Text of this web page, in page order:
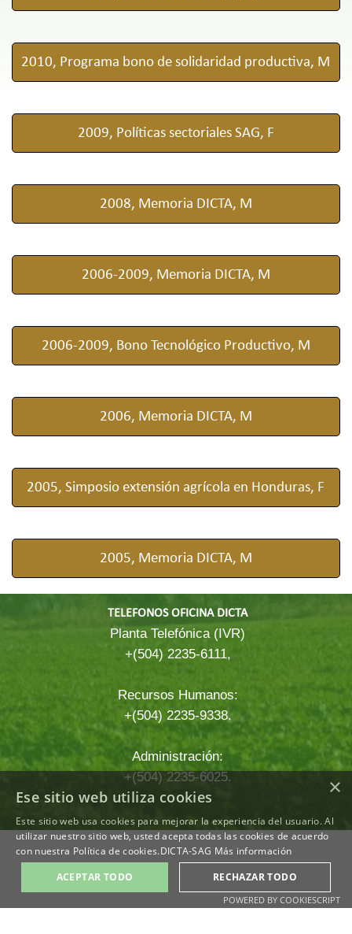
2010, Programa bono de solidaridad productiva, M
2009, Políticas sectoriales SAG, F
2008, Memoria DICTA, M
2006-2009, Memoria DICTA, M
2006-2009, Bono Tecnológico Productivo, M
2006, Memoria DICTA, M
2005, Simposio extensión agrícola en Honduras, F
2005, Memoria DICTA, M
TELEFONOS OFICINA DICTA
Planta Telefónica (IVR)
+(504) 2235-6111,
Recursos Humanos:
+(504) 2235-9338.
Administración:
+(504) 2235-6025.
Regreso al contenido
×
Ese sitio web utiliza cookies
Este sitio web usa cookies para mejorar la experiencia del usuario. Al
utilizar nuestro sitio web, usted acepta todas las cookies de acuerdo
con nuestra Política de cookies.DICTA-SAG Más información
ACEPTAR TODO
RECHAZAR TODO
POWERED BY COOKIESCRIPT